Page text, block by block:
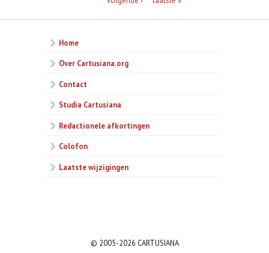
Home
Over Cartusiana.org
Contact
Studia Cartusiana
Redactionele afkortingen
Colofon
Laatste wijzigingen
© 2005-2026 CARTUSIANA